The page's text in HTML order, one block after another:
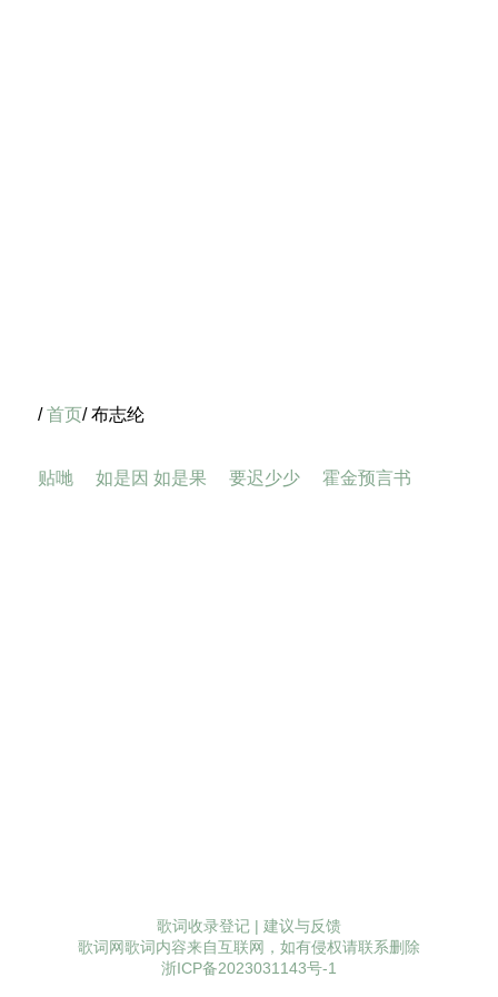
/首页/ 布志纶
贴哋 如是因 如是果 要迟少少 霍金预言书
歌词收录登记 | 建议与反馈
歌词网歌词内容来自互联网，如有侵权请联系删除
浙ICP备2023031143号-1